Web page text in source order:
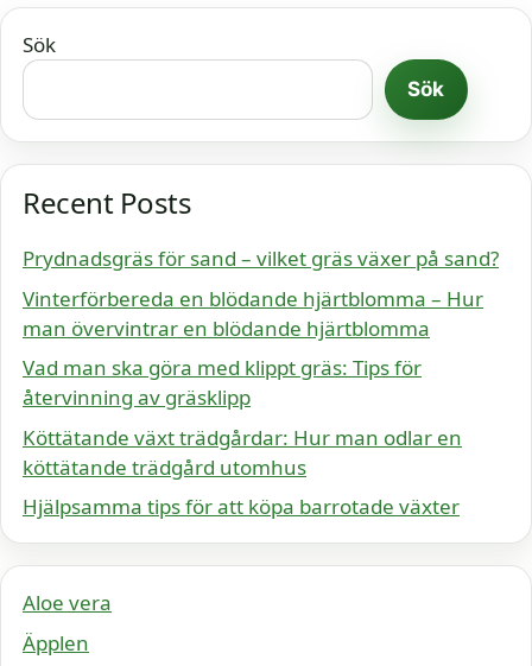
Sök
Sök
Recent Posts
Prydnadsgräs för sand – vilket gräs växer på sand?
Vinterförbereda en blödande hjärtblomma – Hur
man övervintrar en blödande hjärtblomma
Vad man ska göra med klippt gräs: Tips för
återvinning av gräsklipp
Köttätande växt trädgårdar: Hur man odlar en
köttätande trädgård utomhus
Hjälpsamma tips för att köpa barrotade växter
Aloe vera
Äpplen